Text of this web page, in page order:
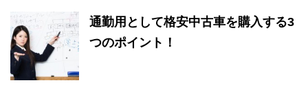
通勤用として格安中古車を購入する3
つのポイント！